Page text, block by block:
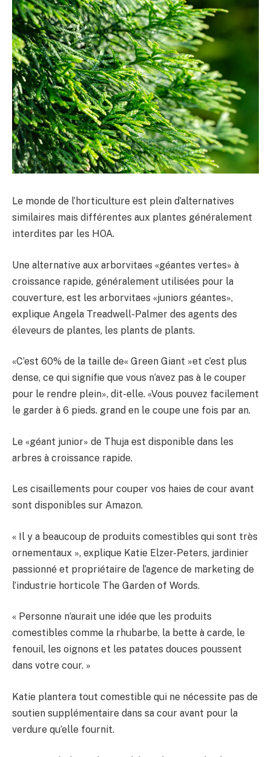
Le monde de l’horticulture est plein d’alternatives
similaires mais différentes aux plantes généralement
interdites par les HOA.
Une alternative aux arborvitaes «géantes vertes» à
croissance rapide, généralement utilisées pour la
couverture, est les arborvitaes «juniors géantes»,
explique Angela Treadwell-Palmer des agents des
éleveurs de plantes, les plants de plants.
«C’est 60% de la taille de« Green Giant »et c’est plus
dense, ce qui signifie que vous n’avez pas à le couper
pour le rendre plein», dit-elle. «Vous pouvez facilement
le garder à 6 pieds. grand en le coupe une fois par an.
Le «géant junior» de Thuja est disponible dans les
arbres à croissance rapide.
Les cisaillements pour couper vos haies de cour avant
sont disponibles sur Amazon.
« Il y a beaucoup de produits comestibles qui sont très
ornementaux », explique Katie Elzer-Peters, jardinier
passionné et propriétaire de l’agence de marketing de
l’industrie horticole The Garden of Words.
« Personne n’aurait une idée que les produits
comestibles comme la rhubarbe, la bette à carde, le
fenouil, les oignons et les patates douces poussent
dans votre cour. »
Katie plantera tout comestible qui ne nécessite pas de
soutien supplémentaire dans sa cour avant pour la
verdure qu’elle fournit.